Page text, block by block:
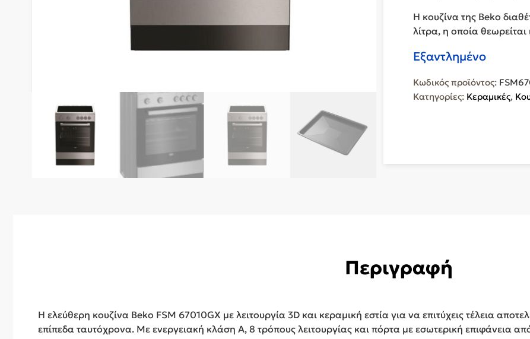
Η κουζίνα της Beko
λίτρα, η οποία θεωρείται
Εξαντλημένο
Κωδικός προϊόντος:
Κατηγορίες: Κεραμικές,
Περιγραφή
Η ελεύθερη κουζίνα Beko FSM 67010GX με λειτουργία 3D και κεραμική εστία για να επιτύχεις τέλεια
επίπεδα ταυτόχρονα. Με ενεργειακή κλάση Α, 8 τρόπους λειτουργίας και πόρτα με εσωτερική επιφάνεια